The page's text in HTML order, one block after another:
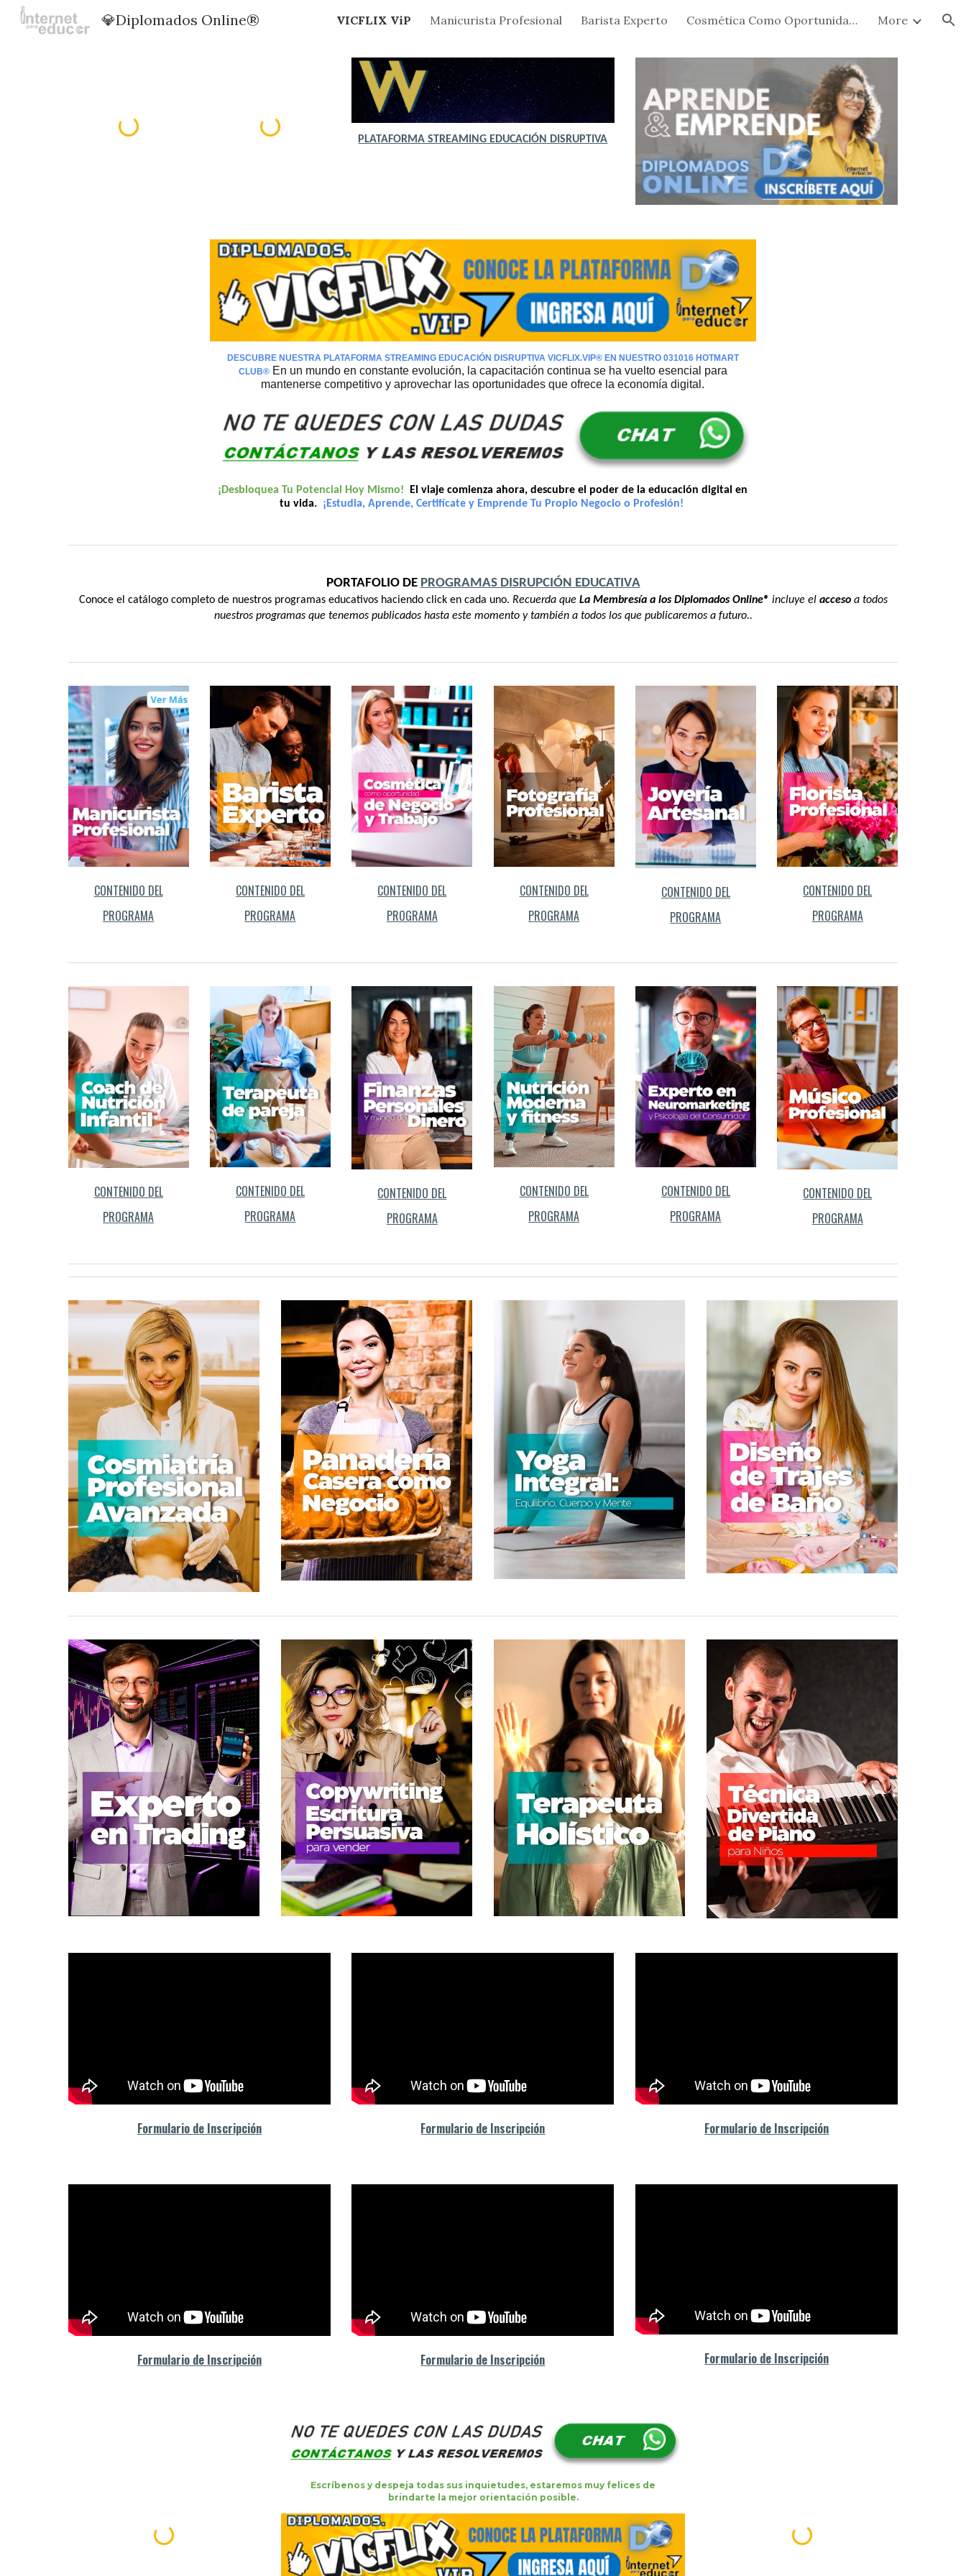
Skip to main content Skip to navigation
💎Diplomados Online®️ VICFLIX ViP Manicurista Profesional Barista Experto Cosmética Como Oportunidad De Negocio Y Trabajo More
PLATAFORMA STREAMING EDUCACIÓN DISRUPTIVA
DESCUBRENUESTRA PLATAFORMA STREAMING EDUCACIÓN DISRUPTIVA VICFLIX.VIP®️ EN NUESTRO 031016 HOTMART
CLUB®️ En un mundo en constante evolución, la capacitación continua se ha vuelto esencial para
mantenerse competitivo y aprovechar las oportunidades que ofrece la economía digital.
¡Desbloquea Tu Potencial Hoy Mismo!
El viaje comienza ahora, descubre el poder de la educación digital en
tu vida. ¡Estudia, Aprende, Certifícate y Emprende Tu Propio Negocio o Profesión!
PORTAFOLIODE PROGRAMAS DISRUPCIÓN EDUCATIVA
Conoce el catálogo completo de nuestros programas educativos haciendo click en cada uno. Recuerda que La Membresía a los Diplomados Online® incluye el acceso a todos
nuestros programas que tenemos publicados hasta este momento y también a todos los que publicaremos a futuro..
CONTENIDO DEL
PROGRAMA
CONTENIDO DEL
PROGRAMA
CONTENIDO DEL
PROGRAMA
CONTENIDO DEL
PROGRAMA
CONTENIDO DEL
PROGRAMA
CONTENIDO DEL
PROGRAMA
CONTENIDO DEL
PROGRAMA
CONTENIDO DEL
PROGRAMA
CONTENIDO DEL
PROGRAMA
CONTENIDO DEL
PROGRAMA
CONTENIDO DEL
PROGRAMA
CONTENIDO DEL
PROGRAMA
Formulario de Inscripción Formulario de Inscripción Formulario de Inscripción
Formulario de Inscripción Formulario de Inscripción Formulario de Inscripción
Escríbenos y despeja todas sus inquietudes, estaremos muy felices de
brindarte la mejor orientación posible.